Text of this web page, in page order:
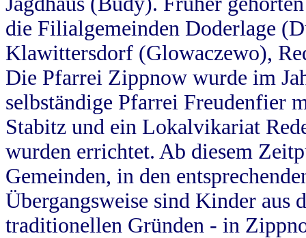
die Filialgemeinden Doderlage
Klawittersdorf (Glowaczewo),
Die Pfarrei Zippnow wurde im
selbständige Pfarrei Freudenfier
Stabitz und ein Lokalvikariat
wurden errichtet. Ab diesem
Gemeinden, in den
Übergangsweise sind Kinder aus
traditionellen Gründen - in